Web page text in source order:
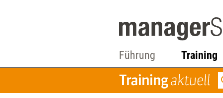
Führung Training